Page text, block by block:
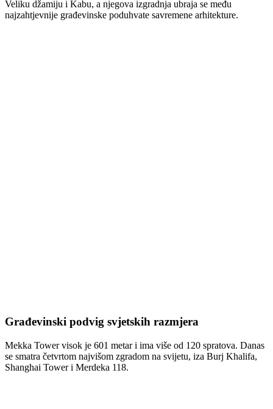
Veliku džamiju i Kabu, a njegova izgradnja ubraja se među
najzahtjevnije građevinske poduhvate savremene arhitekture.
Građevinski podvig svjetskih razmjera
Mekka Tower visok je 601 metar i ima više od 120 spratova. Danas
se smatra četvrtom najvišom zgradom na svijetu, iza Burj Khalifa,
Shanghai Toweri Merdeka 118.